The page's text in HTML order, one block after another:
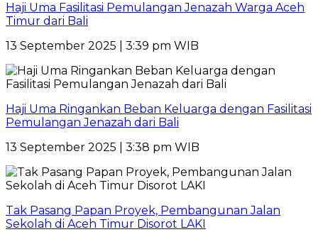
Haji Uma Fasilitasi Pemulangan Jenazah Warga Aceh
Timur dari Bali
13 September 2025 | 3:39 pm WIB
Haji Uma Ringankan Beban Keluarga dengan Fasilitasi
Pemulangan Jenazah dari Bali
13 September 2025 | 3:38 pm WIB
Tak Pasang Papan Proyek, Pembangunan Jalan
Sekolah di Aceh Timur Disorot LAKI